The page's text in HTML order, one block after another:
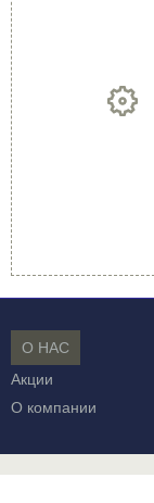
О НАС
Акции
О компании